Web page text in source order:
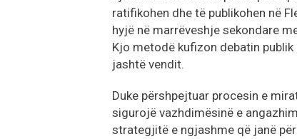
ratifikohen dhe të publikohen në
hyjë në marrëveshje sekondare
Kjo metodë kufizon debatin
jashtë vendit.
Duke përshpejtuar procesin e
sigurojë vazhdimësinë e
strategjitë e ngjashme që janë